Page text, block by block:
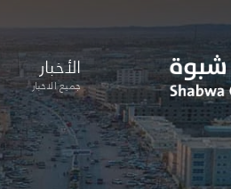
الأخبار
جميع الاخبار